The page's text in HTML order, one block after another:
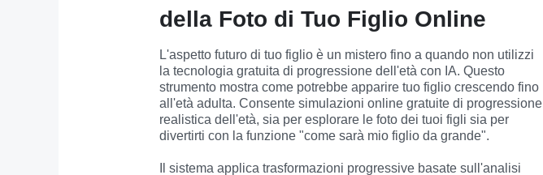
della Foto di Tuo Figlio Online
L'aspetto futuro di tuo figlio è un mistero fino a quando non utilizzi
la tecnologia gratuita di progressione dell'età con IA. Questo
strumento mostra come potrebbe apparire tuo figlio crescendo fino
all'età adulta. Consente simulazioni online gratuite di progressione
realistica dell'età, sia per esplorare le foto dei tuoi figli sia per
divertirti con la funzione "come sarà mio figlio da grande".
Il sistema applica trasformazioni progressive basate sull'analisi